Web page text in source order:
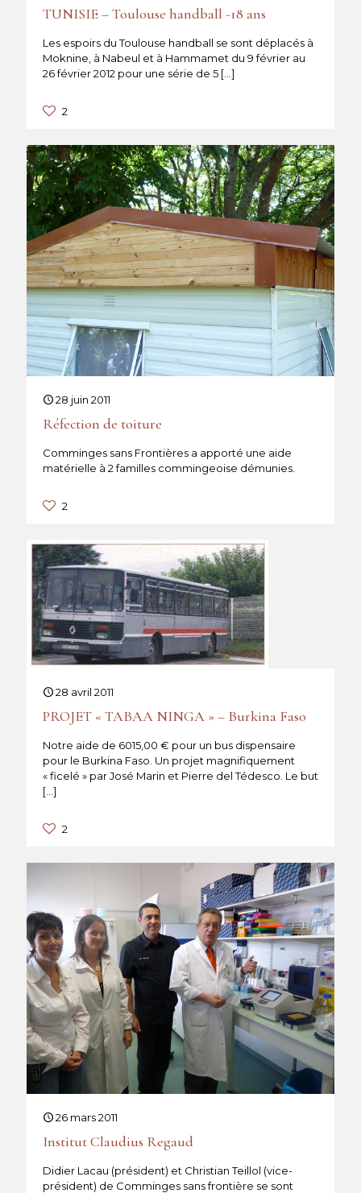
TUNISIE – Toulouse handball -18 ans
Les espoirs du Toulouse handball se sont déplacés à
Moknine, à Nabeul et à Hammamet du 9 février au
26 février 2012 pour une série de 5 […]
2
28 juin 2011
Réfection de toiture
Comminges sans Frontières a apporté une aide
matérielle à 2 familles commingeoise démunies.
2
28 avril 2011
PROJET « TABAA NINGA » – Burkina Faso
Notre aide de 6015,00 € pour un bus dispensaire
pour le Burkina Faso. Un projet magnifiquement
« ficelé » par José Marin et Pierre del Tédesco. Le but
[…]
2
26 mars 2011
Institut Claudius Regaud
Didier Lacau (président) et Christian Teillol (vice-
président) de Comminges sans frontière se sont